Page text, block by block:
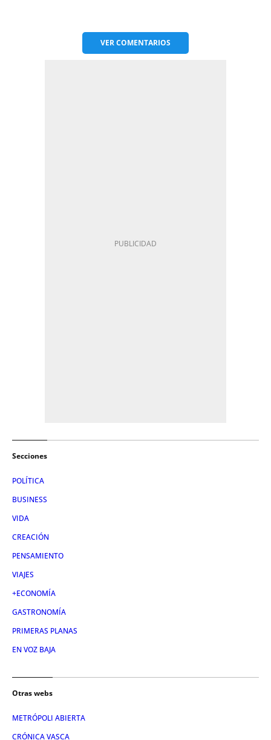
VERCOMENTARIOS
Secciones
POLÍTICA
BUSINESS
VIDA
CREACIÓN
PENSAMIENTO
VIAJES
+ECONOMÍA
GASTRONOMÍA
PRIMERAS PLANAS
EN VOZ BAJA
Otras webs
METRÓPOLI ABIERTA
CRÓNICA VASCA